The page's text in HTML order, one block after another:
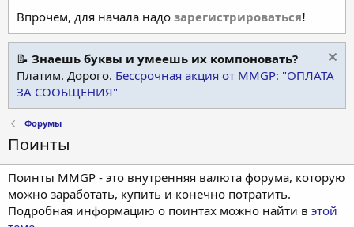
Впрочем, для начала надо зарегистрироваться!
📝 Знаешь буквы и умеешь их компоновать?
Платим. Дорого. Бессрочная акция от MMGP: "ОПЛАТА
ЗА СООБЩЕНИЯ"
Форумы
Поинты
Поинты MMGP - это внутренняя валюта форума, которую
можно заработать, купить и конечно потратить.
Подробная информацию о поинтах можно найти в этой